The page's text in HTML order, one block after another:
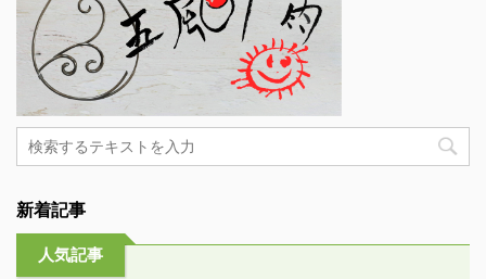
新着記事
人気記事